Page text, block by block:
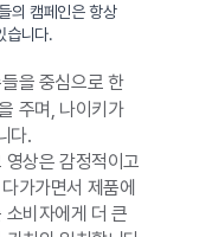
의 캠페인은 항상
습니다.
을 중심으로 한
주며, 나이키가
다.
상은 감정적이고
가가면서 제품에
비자에게 더 큰